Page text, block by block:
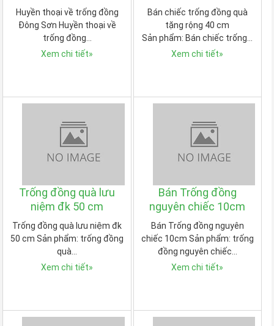
Huyền thoại về trống đồng
Đông Sơn Huyền thoại về
trống đồng…
Xem chi tiết»
Bán chiếc trống đồng quà
tặng rộng 40 cm
Sản phẩm: Bán chiếc trống…
Xem chi tiết»
Trống đồng quà lưu
niệm đk 50 cm
Trống đồng quà lưu niệm đk
50 cm Sản phẩm: trống đồng
quà…
Xem chi tiết»
Bán Trống đồng
nguyên chiếc 10cm
Bán Trống đồng nguyên
chiếc 10cm Sản phẩm: trống
đồng nguyên chiếc…
Xem chi tiết»